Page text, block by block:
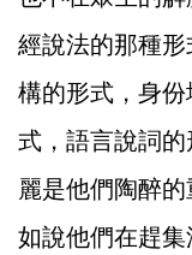
經說法的那種
構的形式，身
式，語言說詞
麗是他們陶醉
如說他們在趕